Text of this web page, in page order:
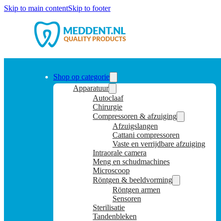
Skip to main contentSkip to footer
Shop op categorie
Apparatuur
Autoclaaf
Chirurgie
Compressoren & afzuiging
Afzuigslangen
Cattani compressoren
Vaste en verrijdbare afzuiging
Intraorale camera
Meng en schudmachines
Microscoop
Röntgen & beeldvorming
Röntgen armen
Sensoren
Sterilisatie
Tandenbleken